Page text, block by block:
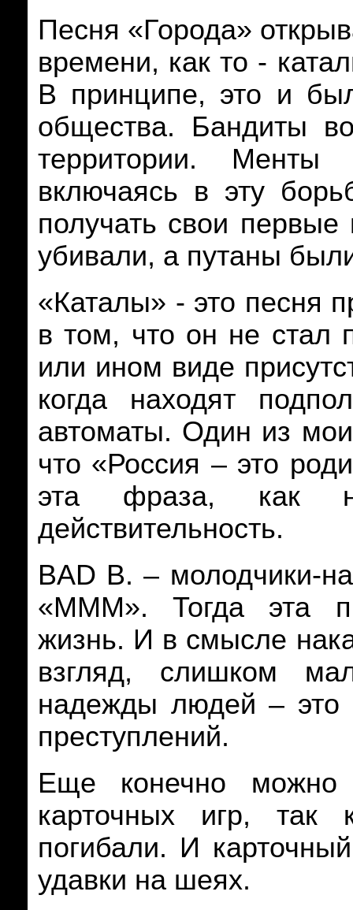
Песня «Города»
времени, как то -
В принципе, это и
общества. Бандиты
территории. Менты
включаясь в эту
получать свои первые
убивали, а путаны
«Каталы» - это песня
в том, что он не стал
или ином виде
когда находят
автоматы. Один из
что «Россия – это
эта фраза, как
действительность.
BAD B. – молодчики-
«МММ». Тогда эта
жизнь. И в смысле
взгляд, слишком
надежды людей – это
преступлений.
Еще конечно
карточных игр,
погибали. И
удавки на шеях.